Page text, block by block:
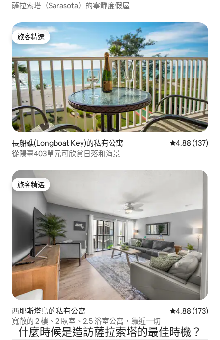
薩拉索塔（Sarasota）的寧靜度假屋
旅客精選
旅客精選
長船礁(Longboat Key)的私有公寓 從 137 則評價
4.88 (137)
從陽臺403單元可欣賞日落和海景
旅客精選
旅客精選
西耶斯塔島的私有公寓 從 173 則評價
4.88 (173)
寬敞的 2 樓、2 臥室、2.5 浴室公寓，靠近一切
什麼時候是造訪薩拉索塔的最佳時機？